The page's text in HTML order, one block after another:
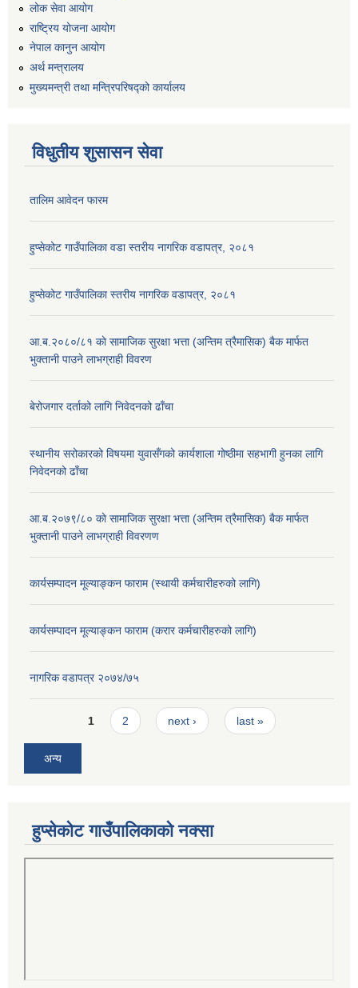
लोक सेवा आयोग
राष्ट्रिय योजना आयोग
नेपाल कानुन आयोग
अर्थ मन्त्रालय
मुख्यमन्त्री तथा मन्त्रिपरिषद्को कार्यालय
विधुतीय शुसासन सेवा
तालिम आवेदन फारम
हुप्सेकोट गाउँपालिका वडा स्तरीय नागरिक वडापत्र, २०८१
हुप्सेकोट गाउँपालिका स्तरीय नागरिक वडापत्र, २०८१
आ.ब.२०८०/८१ काे सामाजिक सुरक्षा भत्ता (अन्तिम त्रैमासिक) बैक मार्फत
भुक्तानी पाउने लाभग्राही विवरण
बेरोजगार दर्ताको लागि निवेदनको ढाँचा
स्थानीय सरोकारको विषयमा युवासँगको कार्यशाला गोष्ठीमा सहभागी हुनका लागि
निवेदनको ढाँचा
आ.ब.२०७९/८० काे सामाजिक सुरक्षा भत्ता (अन्तिम त्रैमासिक) बैक मार्फत
भुक्तानी पाउने लाभग्राही विवरणण
कार्यसम्पादन मूल्याङ्कन फाराम (स्थायी कर्मचारीहरुको लागि)
कार्यसम्पादन मूल्याङ्कन फाराम (करार कर्मचारीहरुको लागि)
नागरिक वडापत्र २०७४/७५
Pages1 2 next › last »
अन्य
हुप्सेकोट गाउँपालिकाको नक्सा